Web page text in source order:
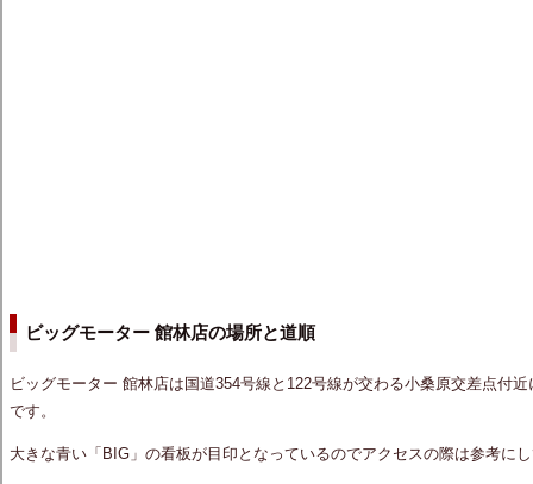
ビッグモーター 館林店の場所と道順
ビッグモーター 館林店は国道354号線と122号線が交わる小桑原交差点付
です。
大きな青い「BIG」の看板が目印となっているのでアクセスの際は参考に